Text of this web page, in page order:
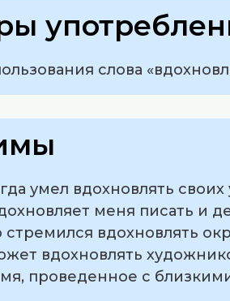
слова
умел вдохновлять
меня писать и
стремился вдохновлять
вдохновлять
проведенное с